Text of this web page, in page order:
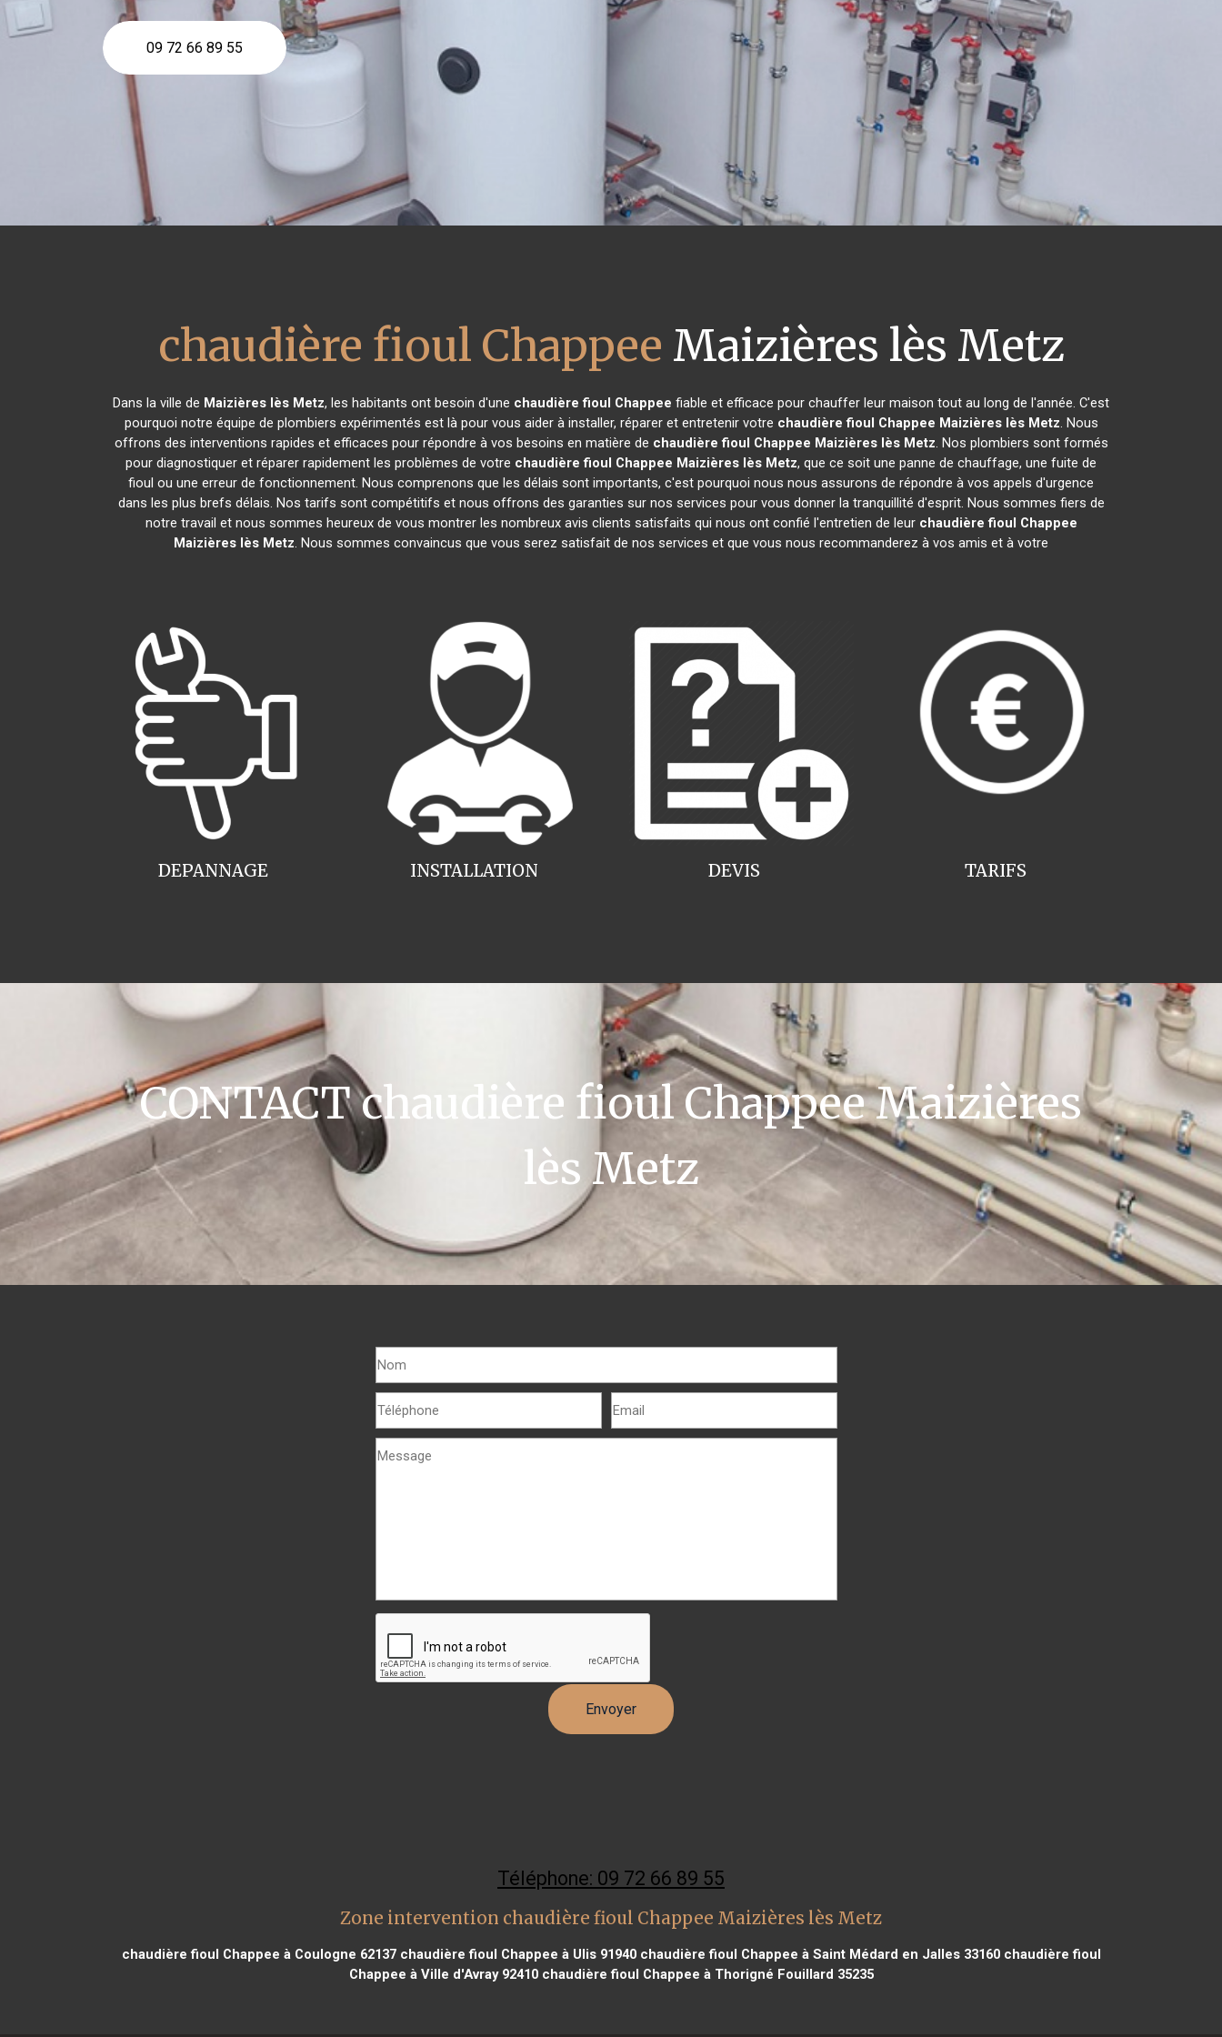
09 72 66 89 55
chaudière fioul Chappee Maizières lès Metz
Dans la ville de Maizières lès Metz, les habitants ont besoin d'une chaudière fioul Chappee fiable et efficace pour chauffer leur maison tout au long de l'année. C'est
pourquoi notre équipe de plombiers expérimentés est là pour vous aider à installer, réparer et entretenir votre chaudière fioul Chappee Maizières lès Metz. Nous
offrons des interventions rapides et efficaces pour répondre à vos besoins en matière de chaudière fioul Chappee Maizières lès Metz. Nos plombiers sont formés
pour diagnostiquer et réparer rapidement les problèmes de votre chaudière fioul Chappee Maizières lès Metz, que ce soit une panne de chauffage, une fuite de
fioul ou une erreur de fonctionnement. Nous comprenons que les délais sont importants, c'est pourquoi nous nous assurons de répondre à vos appels d'urgence
dans les plus brefs délais. Nos tarifs sont compétitifs et nous offrons des garanties sur nos services pour vous donner la tranquillité d'esprit. Nous sommes fiers de
notre travail et nous sommes heureux de vous montrer les nombreux avis clients satisfaits qui nous ont confié l'entretien de leur chaudière fioul Chappee
Maizières lès Metz. Nous sommes convaincus que vous serez satisfait de nos services et que vous nous recommanderez à vos amis et à votre
INSTALLATION
DEPANNAGE TARIFS
DEVIS
CONTACT chaudière fioul Chappee Maizières
lès Metz
Téléphone: 09 72 66 89 55
Zone intervention chaudière fioul Chappee Maizières lès Metz
chaudière fioul Chappee à Coulogne 62137chaudière fioul Chappee à Ulis 91940chaudière fioul Chappee à Saint Médard en Jalles 33160chaudière fioul
Chappee à Ville d'Avray 92410chaudière fioul Chappee à Thorigné Fouillard 35235